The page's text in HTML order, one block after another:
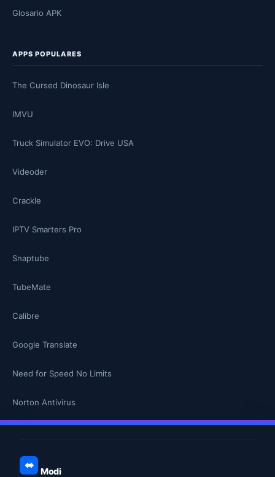
Glosario APK
APPS POPULARES
The Cursed Dinosaur Isle
IMVU
Truck Simulator EVO: Drive USA
Videoder
Crackle
IPTV Smarters Pro
Snaptube
TubeMate
Calibre
Google Translate
Need for Speed No Limits
Norton Antivirus
Modi